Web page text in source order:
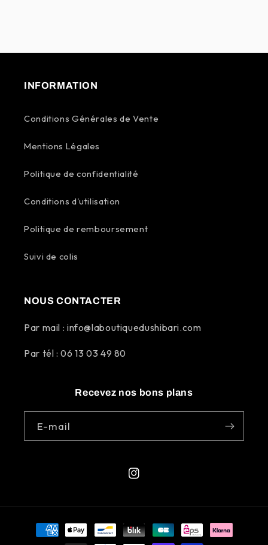
INFORMATION
Conditions Générales de Vente
Mentions Légales
Politique de confidentialité
Conditions d'utilisation
Politique de remboursement
Suivi de colis
NOUS CONTACTER
Par mail : info@laboutiquedushibari.com
Par tél : 06 13 03 49 80
Recevez nos bons plans
E-mail
Instagram
Moyens